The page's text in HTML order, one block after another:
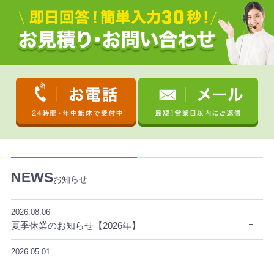
お知らせ
夏季休業のお知らせ【2026年】
2026.08.06
2026.05.01